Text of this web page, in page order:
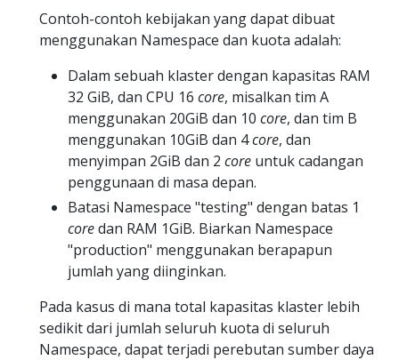
Contoh-contoh kebijakan yang dapat dibuat
menggunakan Namespace dan kuota adalah:
Dalam sebuah klaster dengan kapasitas RAM
32 GiB, dan CPU 16 core, misalkan tim A
menggunakan 20GiB dan 10 core, dan tim B
menggunakan 10GiB dan 4core, dan
menyimpan 2GiB dan 2 core untuk cadangan
penggunaan di masa depan.
Batasi Namespace "testing" dengan batas 1
coredan RAM 1GiB. Biarkan Namespace
"production" menggunakan berapapun
jumlah yang diinginkan.
Pada kasus di mana total kapasitas klaster lebih
sedikit dari jumlah seluruh kuota di seluruh
Namespace, dapat terjadi perebutan sumber daya